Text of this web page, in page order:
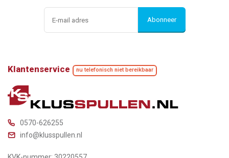
Abonneer
Klantenservice nu telefonisch niet bereikbaar
0570-626255
info@klusspullen.nl